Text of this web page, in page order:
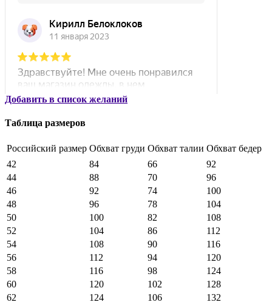
Добавить в список желаний
Таблица размеров
Российский размер Обхват груди Обхват талии Обхват бедер
42
84 66
92
44
88 70
96
46
92 74
100
48
96 78
104
50
100 82
108
52
104 86
112
54
108 90
116
56
112 94
120
58
116 98
124
60
120 102
128
62
124 106
132